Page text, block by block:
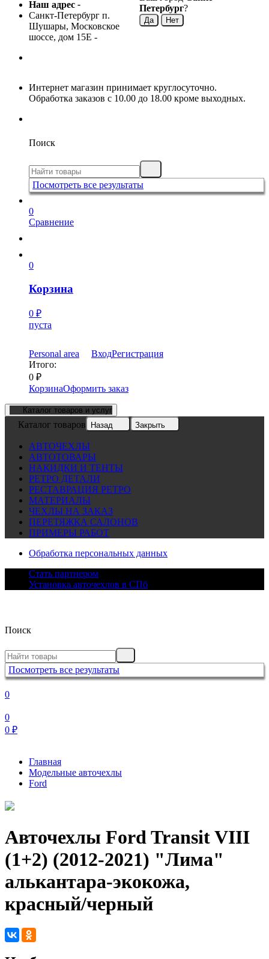
Наш адрес -
Санкт-Петербург п.
Шушары, Московское
шоссе, дом 15Е -
Петербург?
Интернет магазин принимает круглосуточно.
Обработка заказов с 10.00 до 18.00 кроме выходных.
Поиск
Посмотреть все результаты
0
Сравнение
0
Корзина
0 ₽
пуста
Personal area ВходРегистрация
Итого:
0 ₽
КорзинаОформить заказ
Каталог товаров и услуг
Каталог товаров Назад Закрыть
АВТОЧЕХЛЫ
АВТОТОВАРЫ
НАКИДКИ И ТЕНТЫ
РЕТРО ДЕТАЛИ
РЕСТАВРАЦИЯ РЕТРО
МАТЕРИАЛЫ
ЧЕХЛЫ НА ЗАКАЗ
ПЕРЕТЯЖКА САЛОНОВ
ПРИМЕРЫ РАБОТ
Обработка персональных данных
Стать партнером
Установка авточехлов в СПб
Поиск
Посмотреть все результаты
0
0
0 ₽
Главная
Модельные авточехлы
Ford
Авточехлы Ford Transit VIII
(1+2) (2012-2021) "Лима"
алькантара-экокожа,
красный/черный